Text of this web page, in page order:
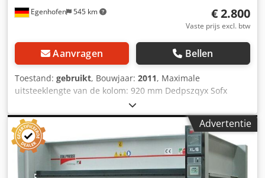
Egenhofen 545 km € 2.800
Vaste prijs excl. btw
Aanvragen Bellen
Toestand: gebruikt, Bouwjaar: 2011, Maximale
uitsteeklengte van de kolom: 920 mm Dedpszqyx Sofx
Advertentie